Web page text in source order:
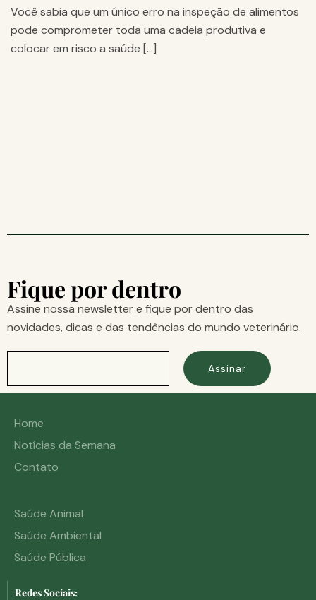
Você sabia que um único erro na inspeção de alimentos
pode comprometer toda uma cadeia produtiva e
colocar em risco a saúde […]
Fique por dentro
Assine nossa newsletter e fique por dentro das
novidades, dicas e das tendências do mundo veterinário.
Assinar
Home
Notícias da Semana
Contato
Saúde Animal
Saúde Ambiental
Saúde Pública
Redes Sociais: